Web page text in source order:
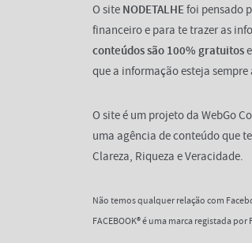
O site NODETALHEfoi pensado
financeiro e para te trazer as
conteúdos são 100% gratuitose
que a informação esteja
O site é um projeto da WebGo
uma agência de conteúdo que
Clareza, Riqueza e Veracidade.
Não temos qualquer relação com
FACEBOOK® é uma marca registada por